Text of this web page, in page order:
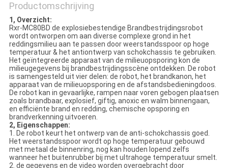
Productomschrijving
1, Overzicht:
Rxr-MC80BD de explosiebestendige Brandbestrijdingsrobot
wordt ontworpen om aan diverse complexe grond in het
reddingsmilieu aan te passen door weerstandsspoor op hoge
temperatuur & het antiontwerp van schokchassis te gebruiken.
Het geïntegreerde apparaat van de milieuopsporing kon de
milieugegevens bij brandbestrijdingsscène ontdekken. De robot
is samengesteld uit vier delen: de robot, het brandkanon, het
apparaat van de milieuopsporing en de afstandsbedieningdoos.
De robot kan in gevaarlijke, rampen naar voren gebogen plaatsen
zoals brandbaar, explosief, giftig, anoxic en walm binnengaan,
en efficiënte brand en redding, chemische opsporing en
brandverkenning uitvoeren.
2, Eigenschappen:
1. De robot keurt het ontwerp van de anti-schokchassis goed.
Het weerstandsspoor wordt op hoge temperatuur gebouwd
met metaal de binnenring, nog kan houden lopend zelfs
wanneer het buitenrubber bij met ultrahoge temperatuur smelt.
2. de gegevens en de video worden overgebracht door